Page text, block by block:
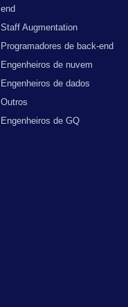
end
Staff Augmentation
Programadores de back-end
Engenheiros de nuvem
Engenheiros de dados
Outros
Engenheiros de GQ